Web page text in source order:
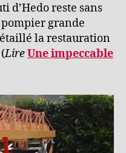
d’Hedo reste sans
grande
la restauration
LireUne impeccable